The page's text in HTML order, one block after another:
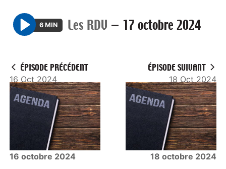
P
y
6 MIN Les RDV — 17 octobre 2024
ÉPISODE PRÉCÉDENT
16 Oct 2024
16 octobre 2024
ÉPISODE SUIVANT
18 Oct 2024
18 octobre 2024